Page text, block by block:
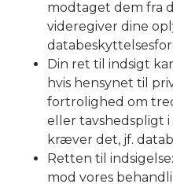
modtaget dem fra
videregiver dine
Din ret til indsigt
hvis hensynet til
fortrolighed om
eller tavshedspligt
kræver det, jf.
Retten til
mod vores